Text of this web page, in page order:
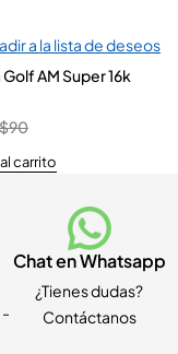
a la lista de deseos
AM Super 16k
$90
carrito
-
Chat en Whatsapp
¿Tienes dudas?
Contáctanos